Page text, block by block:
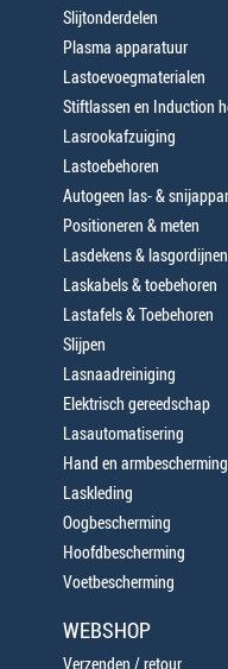
Slijtonderdelen
Plasma apparatuur
Lastoevoegmaterialen
Stiftlassen en Induction
Lasrookafzuiging
Lastoebehoren
Autogeen las- &
Positioneren & meten
Lasdekens & lasgordijnen
Laskabels & toebehoren
Lastafels & Toebehoren
Slijpen
Lasnaadreiniging
Elektrisch gereedschap
Lasautomatisering
Hand en armbescherming
Laskleding
Oogbescherming
Hoofdbescherming
Voetbescherming
WEBSHOP
Verzenden / retour